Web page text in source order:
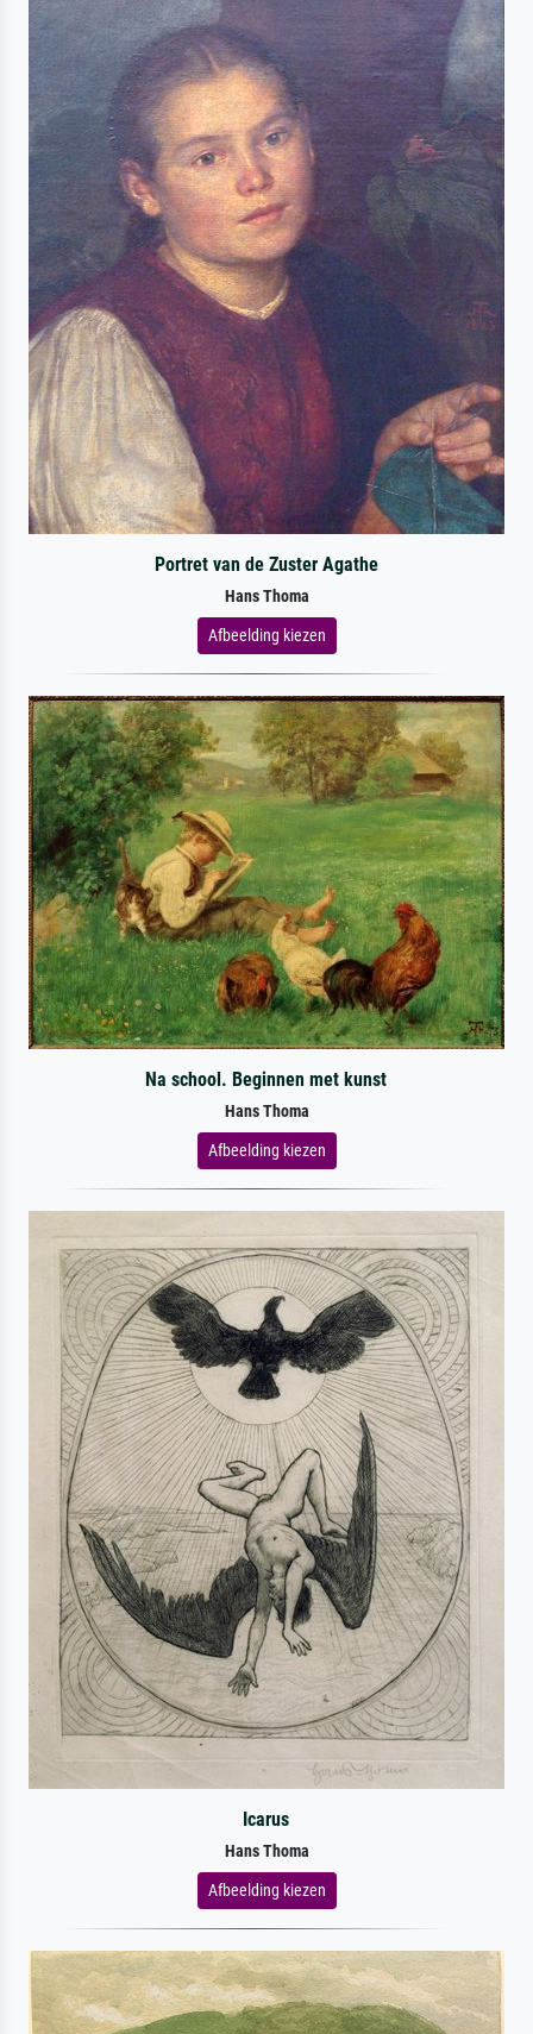
Portret van de Zuster Agathe
Hans Thoma
Afbeelding kiezen
Na school. Beginnen met kunst
Hans Thoma
Afbeelding kiezen
Icarus
Hans Thoma
Afbeelding kiezen